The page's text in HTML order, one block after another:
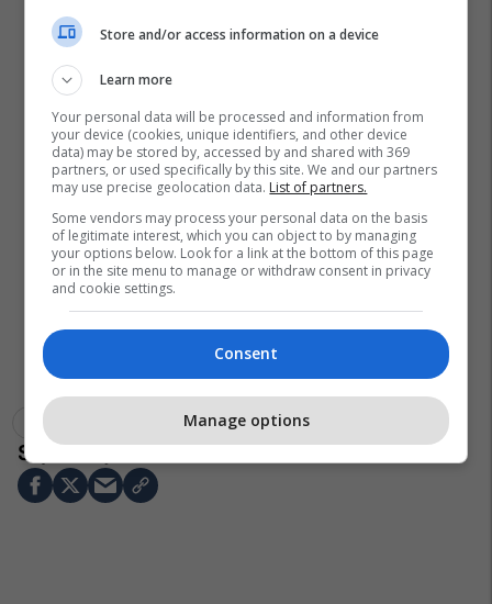
Nikolla Dimitrov Sigmar Gabriel
Store and/or access information on a device
Learn more
Your personal data will be processed and information from
your device (cookies, unique identifiers, and other device
data) may be stored by, accessed by and shared with 369
partners, or used specifically by this site. We and our partners
may use precise geolocation data. List of partners.
Some vendors may process your personal data on the basis
of legitimate interest, which you can object to by managing
your options below. Look for a link at the bottom of this page
or in the site menu to manage or withdraw consent in privacy
and cookie settings.
Consent
Manage options